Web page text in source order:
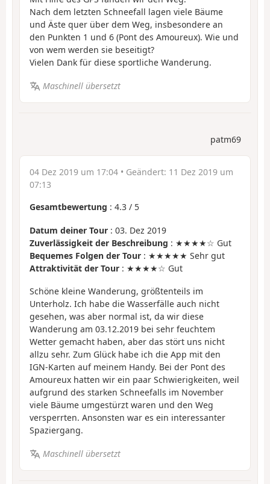
Nach dem letzten Schneefall lagen viele Bäume
und Äste quer über dem Weg, insbesondere an
den Punkten 1 und 6 (Pont des Amoureux). Wie und
von wem werden sie beseitigt?
Vielen Dank für diese sportliche Wanderung.
Maschinell übersetzt
patm69
04 Dez 2019 um 17:04 • Geändert: 11 Dez 2019 um
07:13
Gesamtbewertung : 4.3 / 5
Datum deiner Tour : 03. Dez 2019
Zuverlässigkeit der Beschreibung : ★★★★☆ Gut
Bequemes Folgen der Tour : ★★★★★ Sehr gut
Attraktivität der Tour : ★★★★☆ Gut
Schöne kleine Wanderung, größtenteils im
Unterholz. Ich habe die Wasserfälle auch nicht
gesehen, was aber normal ist, da wir diese
Wanderung am 03.12.2019 bei sehr feuchtem
Wetter gemacht haben, aber das stört uns nicht
allzu sehr. Zum Glück habe ich die App mit den
IGN-Karten auf meinem Handy. Bei der Pont des
Amoureux hatten wir ein paar Schwierigkeiten, weil
aufgrund des starken Schneefalls im November
viele Bäume umgestürzt waren und den Weg
versperrten. Ansonsten war es ein interessanter
Spaziergang.
Maschinell übersetzt